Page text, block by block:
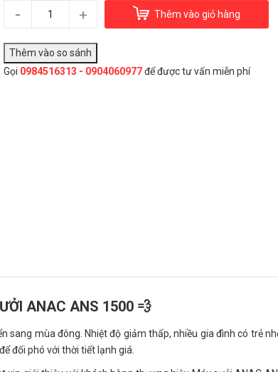
- + Thêm vào giỏ hàng
Gọi 0984516313 - 0904060977để được tư vấn miễn phí
ANAC ANS 1500 💨
sang mùa đông. Nhiệt độ giảm thấp, nhiều gia đình có trẻ
đối phó với thời tiết lạnh giá.
Máy sưởi Anac ANS 1500
3.600.000₫